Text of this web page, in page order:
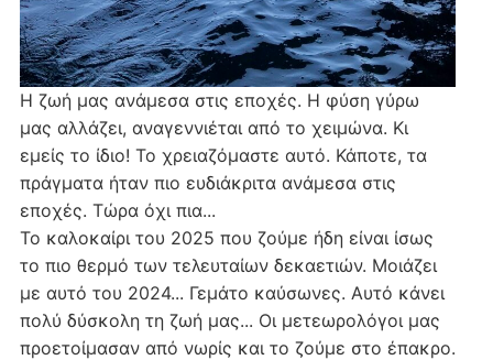
Η ζωή μας ανάμεσα στις εποχές. Η φύση γύρω
μας αλλάζει, αναγεννιέται από το χειμώνα. Κι
εμείς το ίδιο! Το χρειαζόμαστε αυτό. Κάποτε, τα
πράγματα ήταν πιο ευδιάκριτα ανάμεσα στις
εποχές. Τώρα όχι πια...
Το καλοκαίρι του 2025 που ζούμε ήδη είναι ίσως
το πιο θερμό των τελευταίων δεκαετιών. Μοιάζει
με αυτό του 2024... Γεμάτο καύσωνες. Αυτό κάνει
πολύ δύσκολη τη ζωή μας... Οι μετεωρολόγοι μας
προετοίμασαν από νωρίς και το ζούμε στο έπακρο.